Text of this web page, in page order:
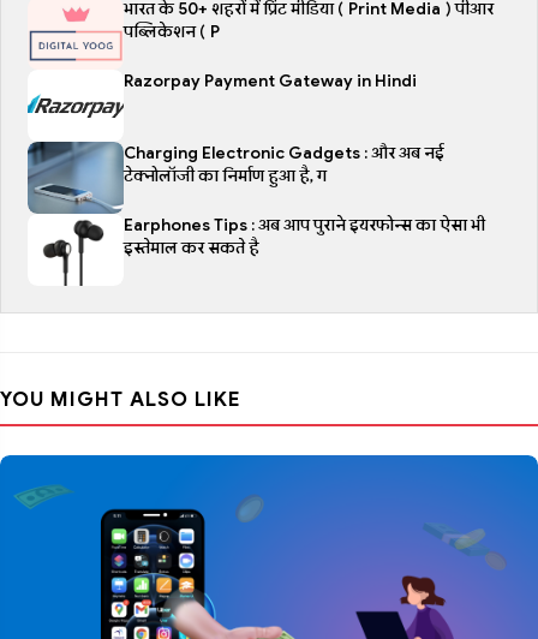
भारत के 50+ शहरों में प्रिंट मीडिया ( Print Media ) पीआर
पब्लिकेशन ( P
Razorpay Payment Gateway in Hindi
Charging Electronic Gadgets : और अब नई
टेक्नोलॉजी का निर्माण हुआ है, ग
Earphones Tips : अब आप पुराने इयरफोन्स का ऐसा भी
इस्तेमाल कर सकते है
YOU MIGHT ALSO LIKE